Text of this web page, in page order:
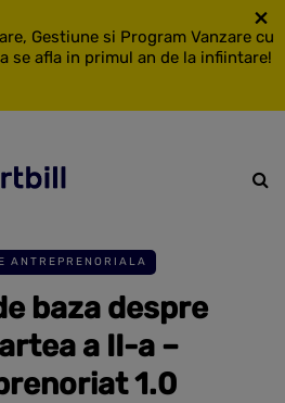
Gestiune si Program Vanzare cu
se afla in primul an de la infiintare!
×
ANTREPRENORIALA
baza despre
a II-a –
1.0